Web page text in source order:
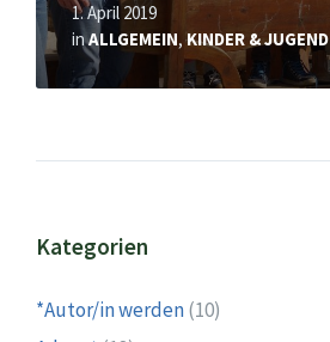
1. April 2019
inALLGEMEIN,KINDER & JUGEND
Kategorien
*Autor/in werden(10)